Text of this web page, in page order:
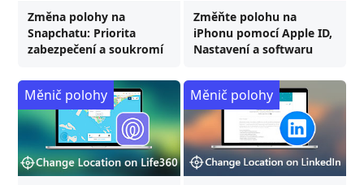
Změna polohy na
Snapchatu: Priorita
zabezpečení a soukromí
Změňte polohu na
iPhonu pomocí Apple ID,
Nastavení a softwaru
Měnič polohy Měnič polohy